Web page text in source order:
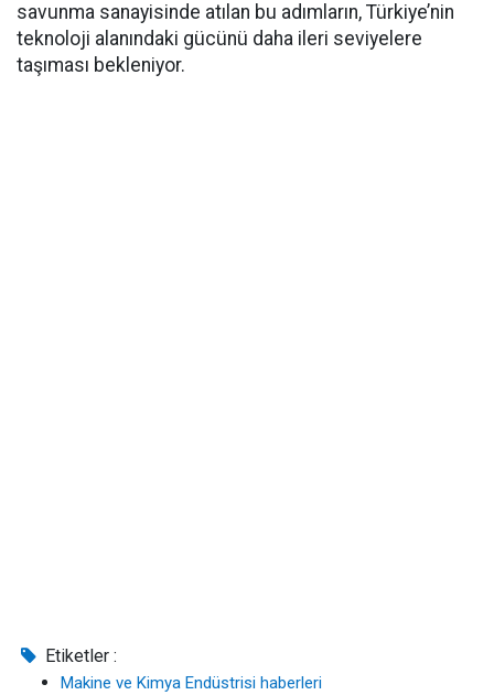
savunma sanayisinde atılan bu adımların, Türkiye’nin
teknoloji alanındaki gücünü daha ileri seviyelere
taşıması bekleniyor.
Etiketler :
Makine ve Kimya Endüstrisi haberleri